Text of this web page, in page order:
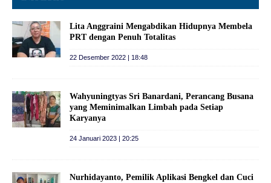
Lita Anggraini Mengabdikan Hidupnya Membela
PRT dengan Penuh Totalitas
22 Desember 2022 | 18:48
Wahyuningtyas Sri Banardani, Perancang Busana
yang Meminimalkan Limbah pada Setiap
Karyanya
24 Januari 2023 | 20:25
Nurhidayanto, Pemilik Aplikasi Bengkel dan Cuci